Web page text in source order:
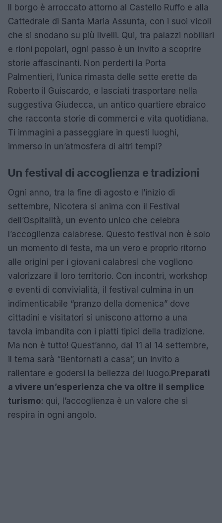
Il borgo è arroccato attorno al Castello Ruffo e alla
Cattedrale di Santa Maria Assunta, con i suoi vicoli
che si snodano su più livelli. Qui, tra palazzi nobiliari
e rioni popolari, ogni passo è un invito a scoprire
storie affascinanti. Non perderti la Porta
Palmentieri, l’unica rimasta delle sette erette da
Roberto il Guiscardo, e lasciati trasportare nella
suggestiva Giudecca, un antico quartiere ebraico
che racconta storie di commerci e vita quotidiana.
Ti immagini a passeggiare in questi luoghi,
immerso in un’atmosfera di altri tempi?
Un festival di accoglienza e tradizioni
Ogni anno, tra la fine di agosto e l’inizio di
settembre, Nicotera si anima con il Festival
dell’Ospitalità, un evento unico che celebra
l’accoglienza calabrese. Questo festival non è solo
un momento di festa, ma un vero e proprio ritorno
alle origini per i giovani calabresi che vogliono
valorizzare il loro territorio. Con incontri, workshop
e eventi di convivialità, il festival culmina in un
indimenticabile “pranzo della domenica” dove
cittadini e visitatori si uniscono attorno a una
tavola imbandita con i piatti tipici della tradizione.
Ma non è tutto! Quest’anno, dal 11 al 14 settembre,
il tema sarà “Bentornati a casa”, un invito a
rallentare e godersi la bellezza del luogo.Preparati
a vivere un’esperienza che va oltre il semplice
turismo: qui, l’accoglienza è un valore che si
respira in ogni angolo.